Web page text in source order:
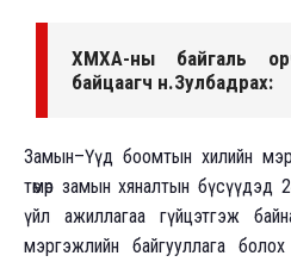
ХМХА-ны байгаль
байцаагч н.Зулбадрах:
Замын–Үүд боомтын хилийн
төмөр замын хяналтын бүсүүдэд
үйл ажиллагаа гүйцэтгэж
мэргэжлийн байгууллага